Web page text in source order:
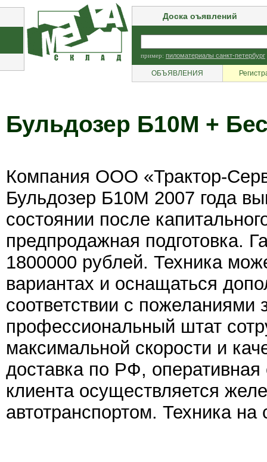
Доска оъявлений
пример: пиломатериалы санкт-петербург
ОБЪЯВЛЕНИЯ
Бульдозер Б10М +
Компания ООО «Трактор-
Бульдозер Б10М 2007 года
состоянии после
предпродажная подготовка.
1800000 рублей. Техника
вариантах и оснащаться
соответствии с пожеланиями
профессиональный штат
максимальной скорости и
доставка по РФ,
клиента осуществляется
автотранспортом. Техника